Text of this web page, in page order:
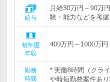
給与
月給30万円～90万
験・能力などを考
初年度
年収
400万円～1000万円
勤務
時間
* 実働8時間（クラ
や時短勤務案件あ